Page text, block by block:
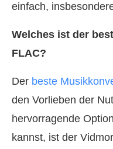
einfach,
Welches ist der
FLAC?
Der beste
den Vorlieben der
hervorragende
kannst, ist der